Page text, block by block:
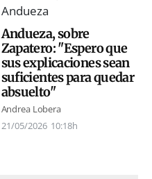
Andueza, sobre
Zapatero: "Espero que
sus explicaciones sean
suficientes para quedar
absuelto"
Andrea Lobera
21/05/2026 10:18h